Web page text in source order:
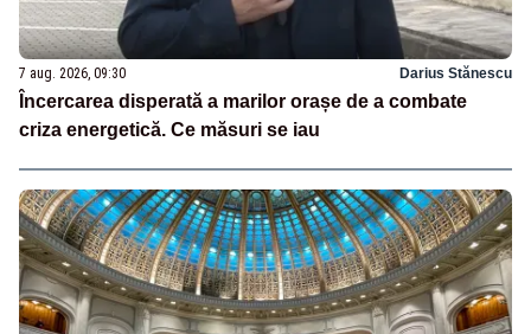
7 aug. 2026, 09:30 Darius Stănescu
Încercarea disperată a marilor orașe de a combate
criza energetică. Ce măsuri se iau